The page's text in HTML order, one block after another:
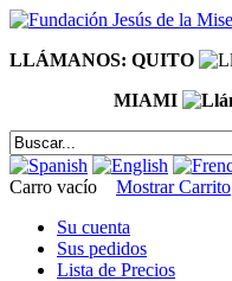
LLÁMANOS: QUITO
MIAMI
Carro vacío
Mostrar Carrito
Su cuenta
Sus pedidos
Lista de Precios